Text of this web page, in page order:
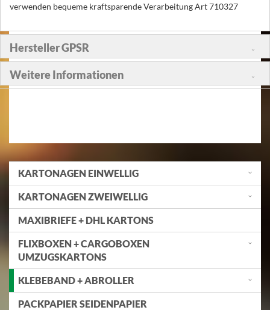
verwenden bequeme kraftsparende Verarbeitung Art 710327
Hersteller GPSR
Weitere Informationen
KARTONAGEN EINWELLIG
KARTONAGEN ZWEIWELLIG
MAXIBRIEFE + DHL KARTONS
FLIXBOXEN + CARGOBOXEN
UMZUGSKARTONS
KLEBEBAND + ABROLLER
PACKPAPIER SEIDENPAPIER